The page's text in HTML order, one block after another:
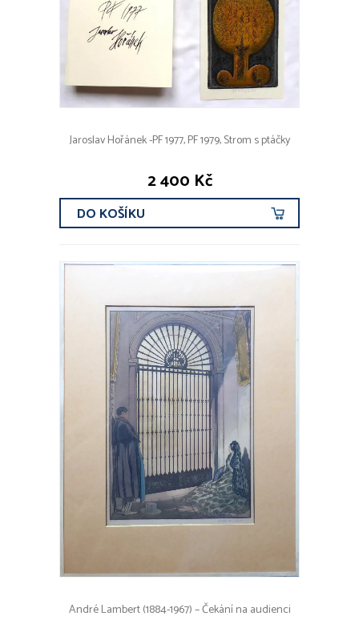
Jaroslav Hořánek -PF 1977, PF 1979, Strom s ptáčky
2 400 Kč
DO KOŠÍKU
André Lambert (1884-1967) – Čekání na audienci